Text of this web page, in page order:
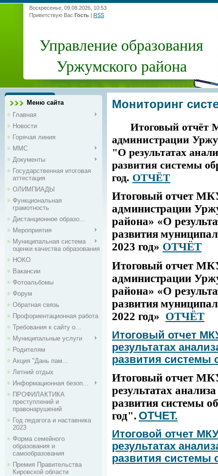
Воскресенье, 09.08.2026, 10:53
Приветствую Вас Гость | RSS
Управление образования
Уржумского района
Меню сайта
Главная
Новости
Горячая линия
ММС
Документы
Государственная итоговая
аттестация
ОЛИМПИАДЫ
Функциональная
грамотность
Дистанционное образо...
Мероприятия
Муниципальная система
оценки качества образования
НОКО
Вакансии
Фотоальбомы
Форум
Обратная связь
Профориентационная работа
Требования к сайту о...
Муниципальные услуги
Родителям
Акция "Дань пам...
Летний отдых
Информационная безоп...
ПРОФИЛАКТИКА
преступлений и
правонарушений
Год педагога и наставника
2023
Форма семейного
образования и
самообразования
Премия Правительства
Кировской области
Мониторинг
Итоговый отчёт
администрации
"О результатах
развития системы
год. ОТЧЁТ
Итоговый отчет МКУ
администрации
района» «О
развития
2023 год» ОТЧЁТ
Итоговый отчет МКУ
администрации
района» «О
развития
2022 год» ОТЧЁТ
Итоговый отчет
результатах
развития системы
Итоговый отчет
результатах
развития системы
год". ОТЧЕТ.
Итоговой отчет
результатах
развития системы